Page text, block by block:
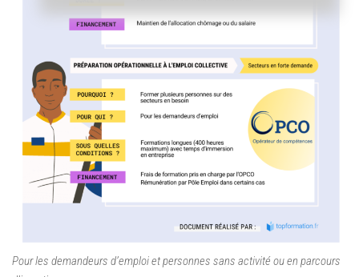
Pour les demandeurs d’emploi et personnes sans activité ou en parcours